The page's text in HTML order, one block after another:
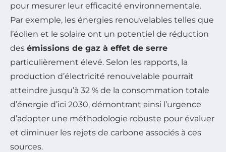
pour mesurer leur efficacité environnementale.
Par exemple, les énergies renouvelables telles que
l’éolien et le solaire ont un potentiel de réduction
des émissions de gaz à effet de serre
particulièrement élevé. Selon les rapports, la
production d’électricité renouvelable pourrait
atteindre jusqu’à 32 % de la consommation totale
d’énergie d’ici 2030, démontrant ainsi l’urgence
d’adopter une méthodologie robuste pour évaluer
et diminuer les rejets de carbone associés à ces
sources.